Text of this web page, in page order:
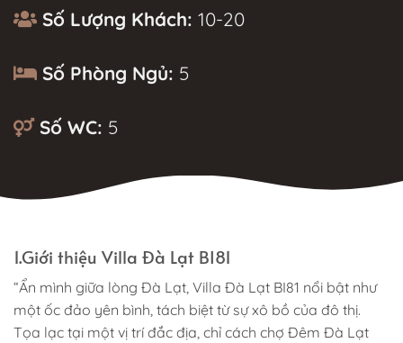
Số Lượng Khách: 10-20
Số Phòng Ngủ: 5
Số WC: 5
1.Giới thiệu Villa Đà Lạt BI81
“Ẩn mình giữa lòng Đà Lạt, Villa Đà Lạt BI81 nổi bật như
một ốc đảo yên bình, tách biệt từ sự xô bồ của đô thị.
Tọa lạc tại một vị trí đắc địa, chỉ cách chợ Đêm Đà Lạt